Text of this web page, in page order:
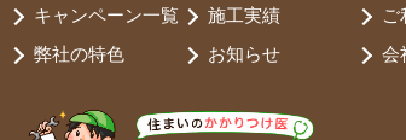
キャンペーン一覧 施工実績
ご
弊社の特色
お知らせ 会